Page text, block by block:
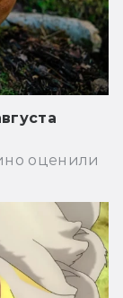
оценили